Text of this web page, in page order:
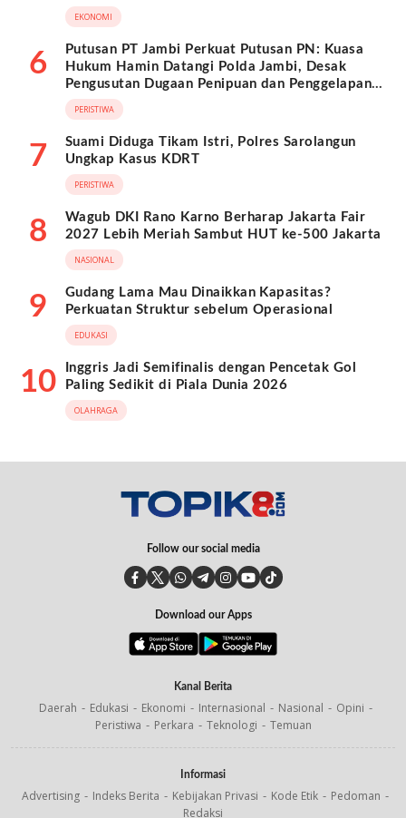
EKONOMI
6
Putusan PT Jambi Perkuat Putusan PN: Kuasa
Hukum Hamin Datangi Polda Jambi, Desak
Pengusutan Dugaan Penipuan dan Penggelapan
BPKB
PERISTIWA
7
Suami Diduga Tikam Istri, Polres Sarolangun
Ungkap Kasus KDRT
PERISTIWA
8
Wagub DKI Rano Karno Berharap Jakarta Fair
2027 Lebih Meriah Sambut HUT ke-500 Jakarta
NASIONAL
9
Gudang Lama Mau Dinaikkan Kapasitas?
Perkuatan Struktur sebelum Operasional
EDUKASI
10
Inggris Jadi Semifinalis dengan Pencetak Gol
Paling Sedikit di Piala Dunia 2026
OLAHRAGA
Follow our social media
Download our Apps
Kanal Berita
Daerah Edukasi Ekonomi Internasional Nasional
Opini
Peristiwa
Perkara Teknologi Temuan
Informasi
Advertising Indeks Berita Kebijakan Privasi Kode Etik
Pedoman
Redaksi